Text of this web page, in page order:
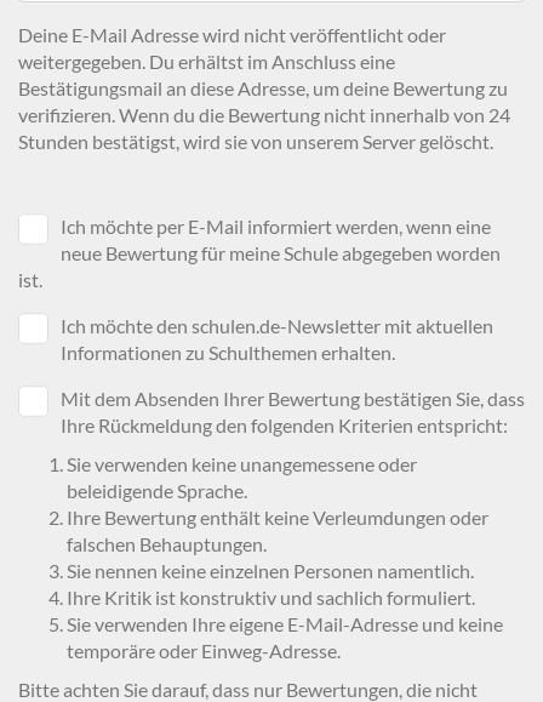
Deine E-Mail Adresse wird nicht veröffentlicht oder
weitergegeben. Du erhältst im Anschluss eine
Bestätigungsmail an diese Adresse, um deine Bewertung zu
verifizieren. Wenn du die Bewertung nicht innerhalb von 24
Stunden bestätigst, wird sie von unserem Server gelöscht.
Ich möchte per E-Mail informiert werden, wenn eine
neue Bewertung für meine Schule abgegeben worden
ist.
Ich möchte den schulen.de-Newsletter mit aktuellen
Informationen zu Schulthemen erhalten.
Mit dem Absenden Ihrer Bewertung bestätigen Sie, dass
Ihre Rückmeldung den folgenden Kriterien entspricht:
Sie verwenden keine unangemessene oder
beleidigende Sprache.
Ihre Bewertung enthält keine Verleumdungen oder
falschen Behauptungen.
Sie nennen keine einzelnen Personen namentlich.
Ihre Kritik ist konstruktiv und sachlich formuliert.
Sie verwenden Ihre eigene E-Mail-Adresse und keine
temporäre oder Einweg-Adresse.
Bitte achten Sie darauf, dass nur Bewertungen, die nicht